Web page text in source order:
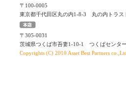
〒100-0005
東京都千代田区丸の内1-8-3 丸の内トラス
〒305-0031
茨城県つくば市吾妻1-10-1 つくばセンタ
Copyrights (C) 2010 Asset Best Partners